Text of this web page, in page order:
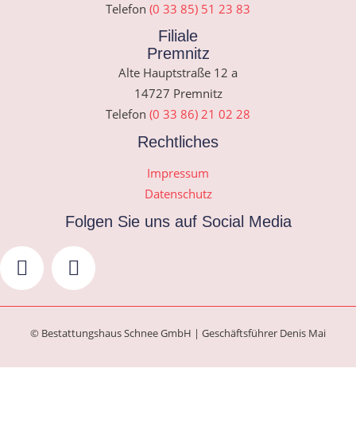
Telefon (0 33 85) 51 23 83
Filiale
Premnitz
Alte Hauptstraße 12 a
14727 Premnitz
Telefon (0 33 86) 21 02 28
Rechtliches
Impressum
Datenschutz
Folgen Sie uns auf Social Media
© Bestattungshaus Schnee GmbH | Geschäftsführer Denis Mai